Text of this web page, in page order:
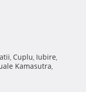
, Cuplu, Iubire,
Kamasutra,